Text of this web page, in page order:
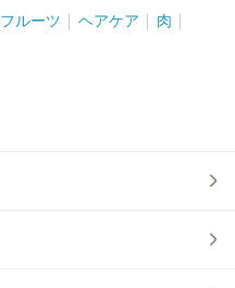
フルーツ ヘアケア 肉